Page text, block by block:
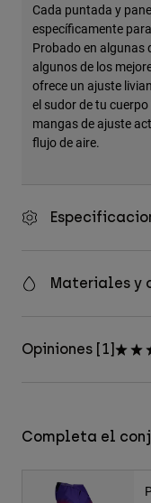
Cada puntada y
específicamente
Probado en algunas
algunos de los
ofrece un ajuste
el sudor de tu
mangas de ajuste
flujo de aire.
Materiales y
Opiniones [1]
Completa el